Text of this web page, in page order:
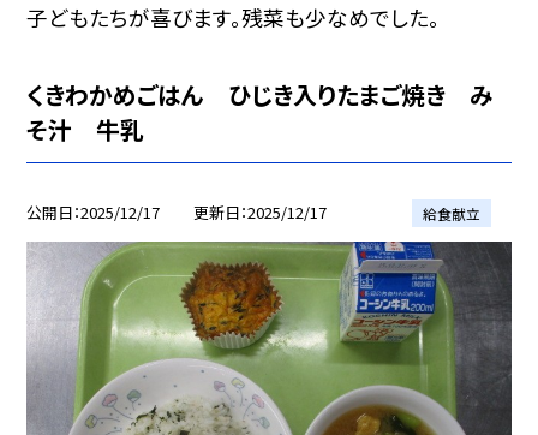
子どもたちが喜びます。残菜も少なめでした。
くきわかめごはん ひじき入りたまご焼き み
そ汁 牛乳
公開日 2025/12/17 更新日 2025/12/17 給食献立